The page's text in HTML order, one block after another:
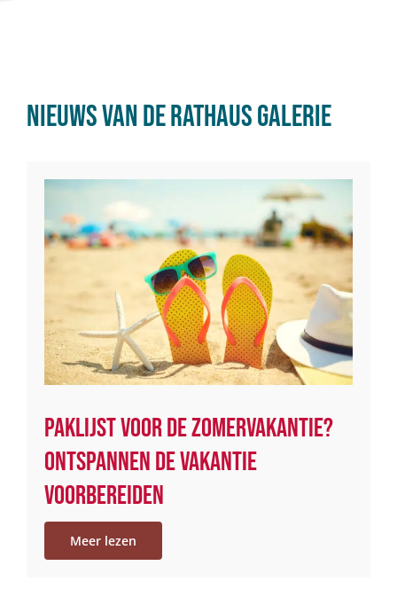
Nieuws van de Rathaus Galerie
Paklijst voor de zomervakantie?
Ontspannen de vakantie
voorbereiden
Meer lezen